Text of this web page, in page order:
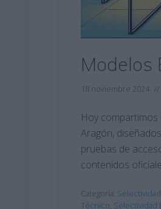
Modelos
18 noviembre 2024
Hoy compartimos
Aragón,
pruebas de
contenidos
Categoría: Selectividad
Técnico, Selectividad